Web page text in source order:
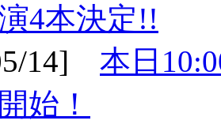
4本決定!!
14] 本日
始！